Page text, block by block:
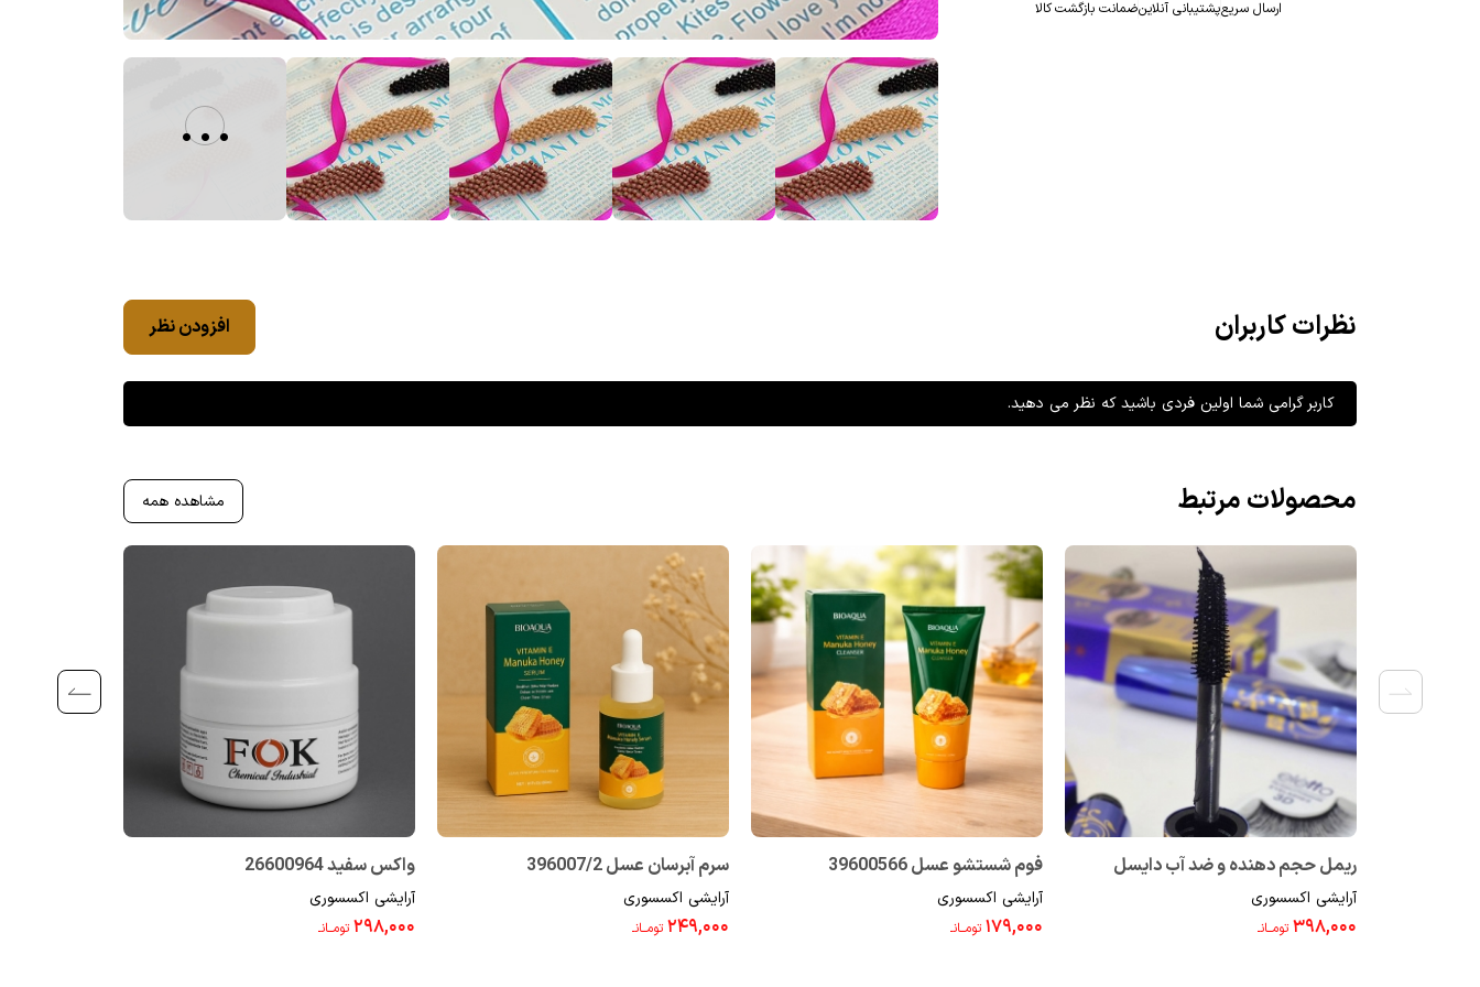
ارسال سریعپشتیبانی آنلاینضمانت بازگشت کالا
...
نظرات کاربران افزودن نظر
کاربر گرامی شما اولین فردی باشید که نظر می دهید.
محصولات مرتبط مشاهده همه
ریمل حجم دهنده و ضد آب دایسل
4710015
آرایشی اکسسوری
۳۹۸,۰۰۰ تومــانـ
فوم شستشو عسل 39600566
آرایشی اکسسوری
۱۷۹,۰۰۰ تومــانـ
سرم آبرسان عسل 396007/2
آرایشی اکسسوری
۲۴۹,۰۰۰ تومــانـ
واکس سفید 26600964
آرایشی اکسسوری
۲۹۸,۰۰۰ تومــانـ